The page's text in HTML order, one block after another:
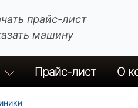
прайс-лист
машину
Прайс-лист О